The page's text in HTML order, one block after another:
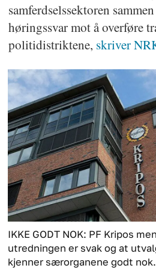
samferdselssektoren
høringssvar mot å overføre
politidistriktene, skriver
IKKE GODT NOK: PF Kripos
utredningen er svak og at
kjenner særorganene godt nok.